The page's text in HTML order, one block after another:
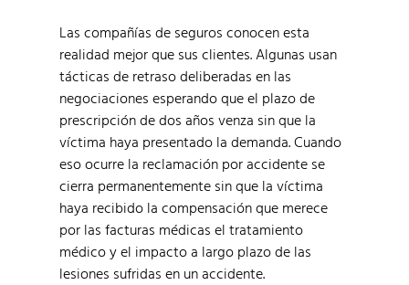
Las compañías de seguros conocen esta
realidad mejor que sus clientes. Algunas usan
tácticas de retraso deliberadas en las
negociaciones esperando que el plazo de
prescripción de dos años venza sin que la
víctima haya presentado la demanda. Cuando
eso ocurre la reclamación por accidente se
cierra permanentemente sin que la víctima
haya recibido la compensación que merece
por las facturas médicas el tratamiento
médico y el impacto a largo plazo de las
lesiones sufridas en un accidente.